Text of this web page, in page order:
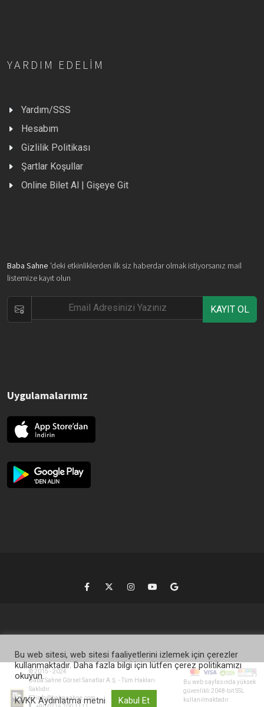
YARDIM EDELIM
Yardım/SSS
Hesabım
Gizlilik Politikası
Şartlar Koşullar
Online Bilet Al | Gişeye Git
Baba Sahne 'deki etkinliklerden ilk siz haberdar olmak istiyorsanız mail
listemize kayıt olun
KAYIT OL
Uygulamalarımız
© 2015 - 2024
Baba Sahne Görsel Sanatlar A.Ş. - Tüm Hakları
Saklıdır.
info@babasahne.com
Bu web sayfasında yüksek
güvenlikli 2048-bit SSL
kullanılmaktadır.
Bu web sitesi, web sitesi faaliyetlerini izlemek için çerezler
kullanmaktadır. Daha fazla bilgi için lütfen çerez politikamızı
okuyun.
KVKK Aydınlatma metni Kabul Et